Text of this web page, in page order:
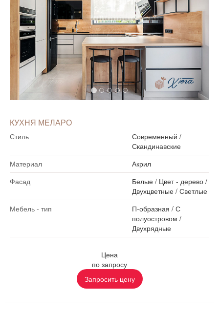
КУХНЯ МЕЛАРО
Стиль Современный /
Скандинавские
Материал
Акрил
Фасад
Белые/ Цвет - дерево/
Двухцветные/ Светлые
Мебель - тип
П-образная / С
полуостровом /
Двухрядные
Цена
по запросу
Запросить цену